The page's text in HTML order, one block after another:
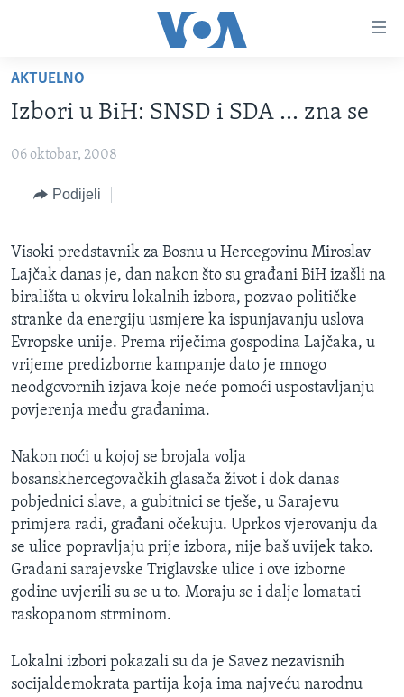
glavni
sadržaj
na
navigaciju
na
pretragu
TV PROGRAM
FOTOGRAFIJE DANA
VIJESTI
BOSNA I HERCEGOVINA
SVIJET
SPECIJALNI PROJEKTI
KORUPCIJA
SLOBODA MEDIJA
ŽENSKA STRANA
IZBJEGLIČKA STRANA
MAGAZIN
O GLASU AMERIKE
Learning English
PRATITE NAS
AKTUELNO
Izbori u BiH: SNSD i SDA ... zna se
06 oktobar, 2008
Podijeli
Visoki predstavnik za Bosnu u Hercegovinu Miroslav
Lajčak danas je, dan nakon što su građani BiH izašli na
birališta u okviru lokalnih izbora, pozvao političke
stranke da energiju usmjere ka ispunjavanju uslova
Evropske unije. Prema riječima gospodina Lajčaka, u
vrijeme predizborne kampanje dato je mnogo
neodgovornih izjava koje neće pomoći uspostavljanju
povjerenja među građanima.
Nakon noći u kojoj se brojala volja
bosanskhercegovačkih glasača život i dok danas
pobjednici slave, a gubitnici se tješe, u Sarajevu
primjera radi, građani očekuju. Uprkos vjerovanju da
se ulice popravljaju prije izbora, nije baš uvijek tako.
Građani sarajevske Triglavske ulice i ove izborne
godine uvjerili su se u to. Moraju se i dalje lomatati
raskopanom strminom.
Lokalni izbori pokazali su da je Savez nezavisnih
socijaldemokrata partija koja ima najveću narodnu